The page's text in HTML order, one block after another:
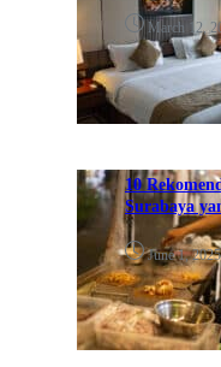
March 12,
10
Surabaya
June 1, 2025